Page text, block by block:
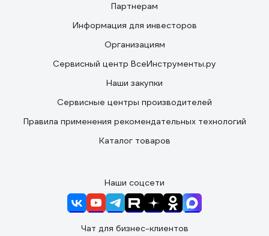
Партнерам
Информация для инвесторов
Организациям
Сервисный центр ВсеИнструменты.ру
Наши закупки
Сервисные центры производителей
Правила применения рекомендательных технологий
Каталог товаров
Наши соцсети
Чат для бизнес-клиентов